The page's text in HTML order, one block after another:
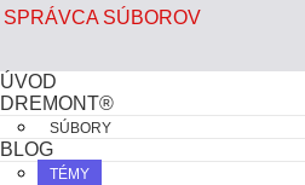
SPRÁVCA SÚBOROV
ÚVOD
DREMONT®
SÚBORY
BLOG
TÉMY